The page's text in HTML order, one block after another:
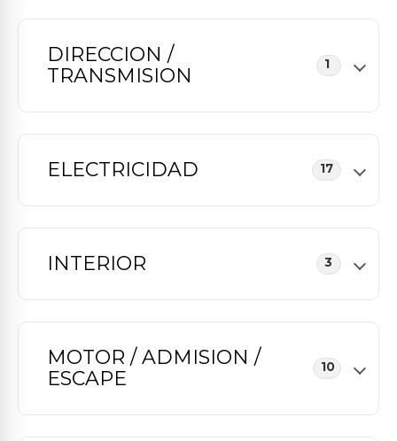
DIRECCION /
TRANSMISION
1
ELECTRICIDAD 17
INTERIOR 3
MOTOR / ADMISION /
ESCAPE
10